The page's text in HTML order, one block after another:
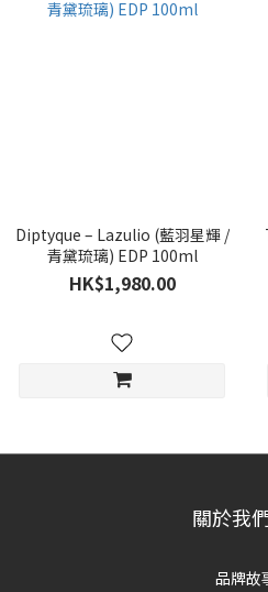
Diptyque – Lazulio (藍羽星輝 /
青黛琉璃) EDP 100ml
HK$1,980.00
關於我
品牌故